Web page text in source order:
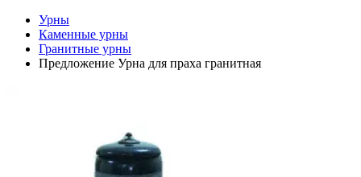
Урны
Каменные урны
Гранитные урны
Предложение Урна для праха гранитная